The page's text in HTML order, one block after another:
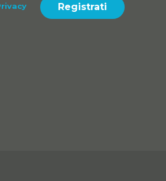
Registrati